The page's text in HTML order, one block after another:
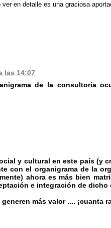
ver en detalle es una graciosa
las 14:07
de la consultoría
y cultural en este país (y
con el organigrama de la
ahora es más bien
e integración de dicho
más valor .... ¡cuanta